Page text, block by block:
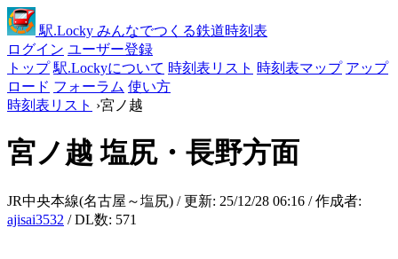
駅.Locky みんなでつくる鉄道時刻表
ログイン ユーザー登録
トップ 駅.Lockyについて 時刻表リスト 時刻表マップ アップ
ロード フォーラム 使い方
時刻表リスト ›宮ノ越
宮ノ越塩尻・長野方面
JR中央本線(名古屋～塩尻) / 更新: 25/12/28 06:16 / 作成者:
ajisai3532 / DL数: 571